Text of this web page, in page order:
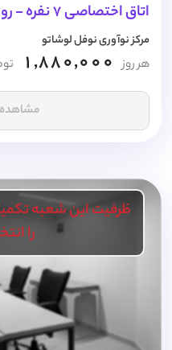
اتاق اختصاصی 7 نفره - روزانه
مرکز نوآوری نوفل لوشاتو
هر روز 1,880,000
مشاهده
ظرفیت این شعبه
را